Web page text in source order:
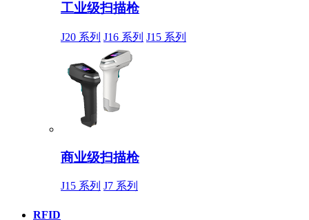
工业级扫描枪
J20 系列 J16 系列 J15 系列
商业级扫描枪
J15 系列 J7 系列
RFID